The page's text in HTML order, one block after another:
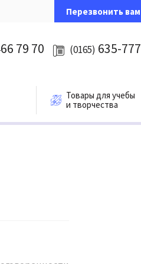
Перезвонить вам
79 70 (0165) 635-777
Товары для учебы
и творчества